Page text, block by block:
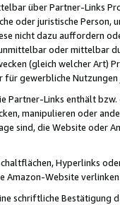
über Partner-Links
oder juristische
nicht dazu auffordern
oder mittelbar
(gleich welcher Art)
gewerbliche
Partner-Links enthält
manipulieren oder
sind, die Website oder
Hyperlinks
Amazon-Website
schriftliche